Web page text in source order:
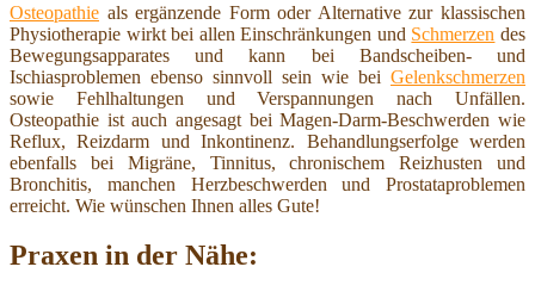
Osteopathie als ergänzende Form oder Alternative zur klassischen
Physiotherapie wirkt bei allen Einschränkungen und Schmerzen des
Bewegungsapparates und kann bei Bandscheiben- und
Ischiasproblemen ebenso sinnvoll sein wie bei Gelenkschmerzen
sowie Fehlhaltungen und Verspannungen nach Unfällen.
Osteopathie ist auch angesagt bei Magen-Darm-Beschwerden wie
Reflux, Reizdarm und Inkontinenz. Behandlungserfolge werden
ebenfalls bei Migräne, Tinnitus, chronischem Reizhusten und
Bronchitis, manchen Herzbeschwerden und Prostataproblemen
erreicht. Wie wünschen Ihnen alles Gute!
Praxen in der Nähe: